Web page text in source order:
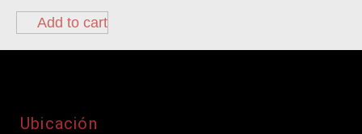
Add to cart
Ubicación